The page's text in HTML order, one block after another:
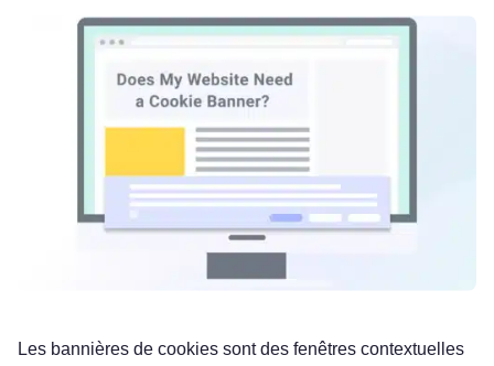
Les bannières de cookies sont des fenêtres contextuelles